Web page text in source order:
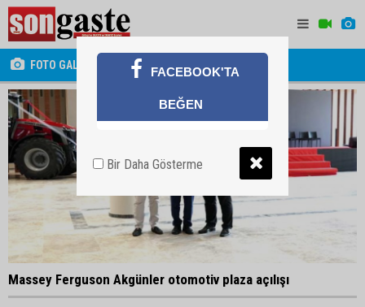
FOTO GALERİ
Massey Ferguson Akgünler otomotiv plaza açılışı
FACEBOOK'TA
BEĞEN
Bir Daha Gösterme